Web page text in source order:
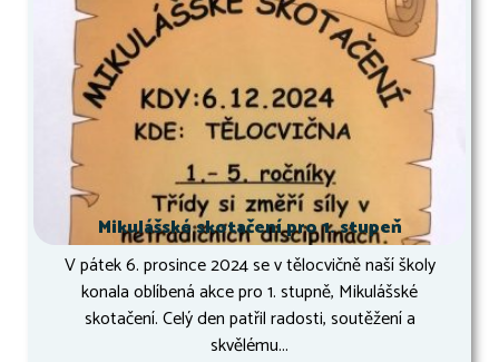
Mikulášské skotačení pro 1. stupeň
V pátek 6. prosince 2024 se v tělocvičně naší školy
konala oblíbená akce pro 1. stupně, Mikulášské
skotačení. Celý den patřil radosti, soutěžení a
skvělému...